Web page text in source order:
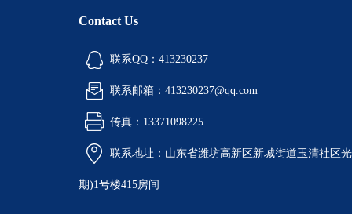
Contact Us
联系QQ：413230237
联系邮箱：413230237@qq.com
传真：13371098225
联系地址：山东省潍坊高新区新城街道玉清社区
期)1号楼415房间